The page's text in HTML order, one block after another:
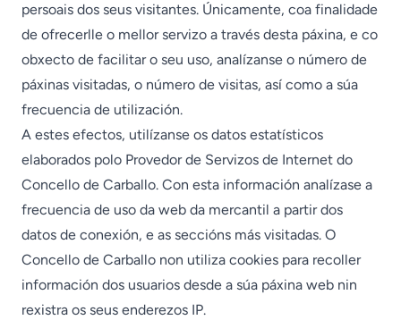
persoais dos seus visitantes. Únicamente, coa finalidade
de ofrecerlle o mellor servizo a través desta páxina, e co
obxecto de facilitar o seu uso, analízanse o número de
páxinas visitadas, o número de visitas, así como a súa
frecuencia de utilización.
A estes efectos, utilízanse os datos estatísticos
elaborados polo Provedor de Servizos de Internet do
Concello de Carballo. Con esta información analízase a
frecuencia de uso da web da mercantil a partir dos
datos de conexión, e as seccións más visitadas. O
Concello de Carballo non utiliza cookies para recoller
información dos usuarios desde a súa páxina web nin
rexistra os seus enderezos IP.